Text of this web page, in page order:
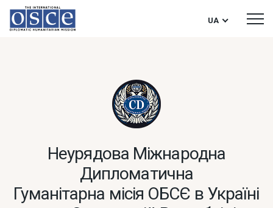
UA
Неурядова Міжнародна
Дипломатична
Гуманітарна місія ОБСЄ в Україні